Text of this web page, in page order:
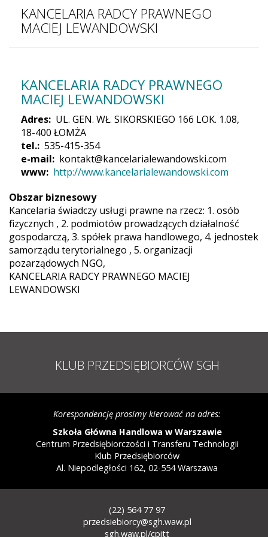
KANCELARIA RADCY PRAWNEGO
MACIEJ LEWANDOWSKI
KANCELARIA RADCY PRAWNEGO
MACIEJ LEWANDOWSKI
Adres UL. GEN. WŁ. SIKORSKIEGO 166 LOK. 1.08,
18-400 ŁOMŻA
tel. 535-415-354
e-mail
kontakt@kancelarialewandowski.com
www http://www.kancelarialewandowski.com
Obszar biznesowy
Kancelaria świadczy usługi prawne na rzecz: 1. osób
fizycznych , 2. podmiotów prowadzących działalność
gospodarczą, 3. spółek prawa handlowego, 4. jednostek
samorządu terytorialnego , 5. organizacji
pozarządowych NGO,
KANCELARIA RADCY PRAWNEGO MACIEJ
LEWANDOWSKI
KLUB PRZEDSIĘBIORCÓW SGH
Korespondencję prosimy kierować na adres:
Szkoła Główna Handlowa w Warszawie
Centrum Przedsiębiorczości i Transferu Technologii
Klub Przedsiębiorców
Al. Niepodległości 162, 02-554 Warszawa
(22) 564 77 97
przedsiebiorcy@sgh.waw.pl
sgh.waw.pl/cpitt